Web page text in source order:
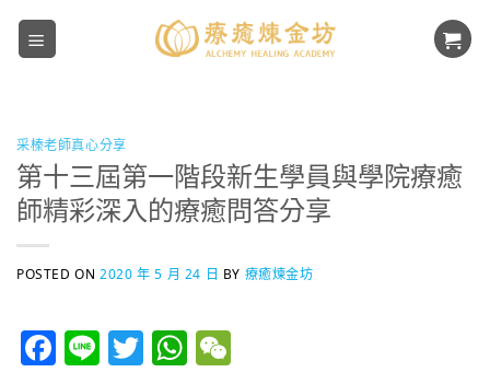
Skip
采榛老師真心分享
第十三屆第一階段新生學員與學院療癒
師精彩深入的療癒問答分享
POSTED ON2020 年 5 月 24 日 BY 療癒煉金坊
Facebook
LineTwitterWhatsApp